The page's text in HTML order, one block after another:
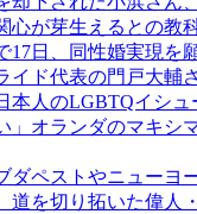
心が芽生えるとの教
17日、同性婚実現を
イド代表の門戸大輔
本人のLGBTQイシ
」オランダのマキ
ダペストやニュー
道を切り拓いた偉